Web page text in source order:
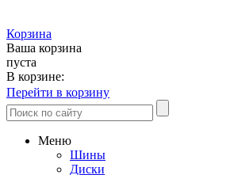
Корзина
Ваша корзина
пуста
В корзине:
Перейти в корзину
Меню
Шины
Диски